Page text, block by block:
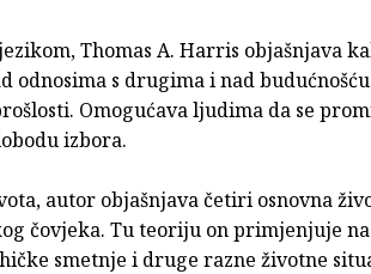
Thomas A. Harris objašnjava
odnosima s drugima i nad
Omogućava ljudima da se
izbora.
autor objašnjava četiri osnovna
čovjeka. Tu teoriju on primjenjuje na
smetnje i druge razne životne